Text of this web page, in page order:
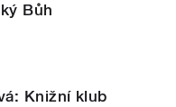
Bůh
Knižní klub